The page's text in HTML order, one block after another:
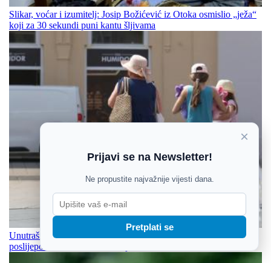
Slikar, voćar i izumitelj: Josip Božićević iz Otoka osmislio „ježa“
koji za 30 sekundi puni kantu šljivama
Unutrašnjost Hrvatske pod oblacima: Ponegdje kiša i pljuskovi,
poslijepodne stiže razvedravanje i do 36 °C
×
Prijavi se na Newsletter!
Ne propustite najvažnije vijesti dana.
Pretplati se